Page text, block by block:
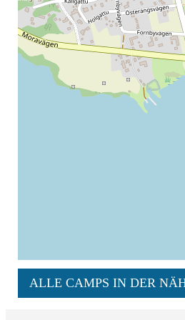
ALLE CAMPS IN DER